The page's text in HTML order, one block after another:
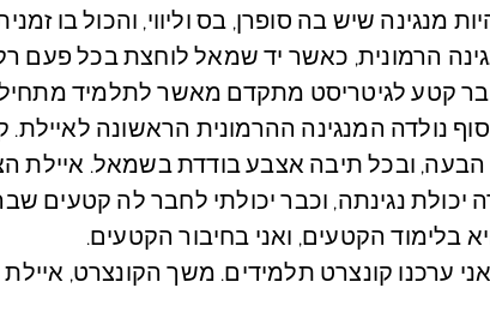
מנגינה שיש בה סופרן, בס וליווי, והכול בו
הרמונית, כאשר יד שמאל לוחצת בכל פעם
קטע לגיטריסט מתקדם מאשר לתלמיד
נולדה המנגינה ההרמונית הראשונה לאיילת.
הבעה, ובכל תיבה אצבע בודדת בשמאל. איילת
נגינתה, וכבר יכולתי לחבר לה קטעים
בלימוד הקטעים, ואני בחיבור הקטעים.
ערכנו קונצרט תלמידים. משך הקונצרט,